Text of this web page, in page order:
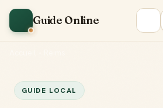
Guide Online
GUIDE LOCAL